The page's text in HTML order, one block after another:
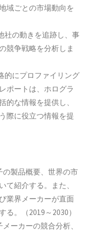
域ごとの市場動向を
社の動きを追跡し、事
競争戦略を分析しま
的にプロファイリング
ポートは、ホログラ
的な情報を提供し、
際に役立つ情報を提
製品概要、世界の市
て紹介する。また、
業界メーカーが直面
。（2019～2030）
ーカーの競合分析、